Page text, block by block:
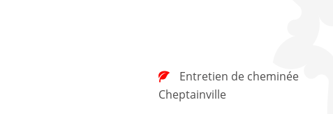
Cheptainville